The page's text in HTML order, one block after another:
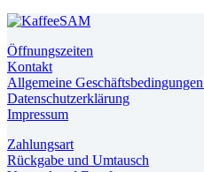
Öffnungszeiten
Kontakt
Allgemeine
Datenschutzerklärung
Impressum
Zahlungsart
Rückgabe und Umtausch